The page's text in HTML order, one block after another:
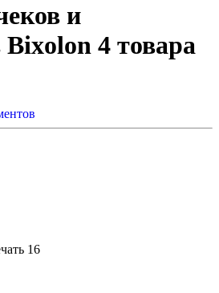
и
Bixolon 4 товара
16